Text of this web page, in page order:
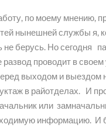
по моему мнению,
нынешней службы я,
не берусь. Но сегодня
развод проводит в
выходом и выездом
в райотделах. И
или
информацию. И